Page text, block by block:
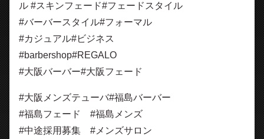
ル #スキンフェード#フェードスタイル
#バーバースタイル#フォーマル
#カジュアル#ビジネス
#barbershop#REGALO
#大阪バーバー#大阪フェード
#大阪メンズテューバ#福島バーバー
#福島フェード #福島メンズ
#中途採用募集 #メンズサロン